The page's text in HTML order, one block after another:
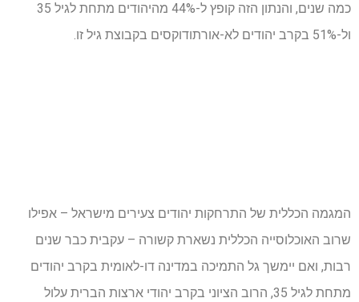
כמה שנים, והנתון הזה קופץ ל-44% מהיהודים מתחת לגיל 35
ול-51% בקרב יהודים לא-אורתודוקסים בקבוצת גיל זו.
המגמה הכללית של התרחקות יהודים צעירים מישראל – אפילו
שרוב האוכלוסייה הכללית נשארת קשורה – עקבית כבר שנים
רבות, ואם יימשך גל התמיכה במדינה דו-לאומית בקרב יהודים
מתחת לגיל 35, הרוב הציוני בקרב יהודי ארצות הברית עלול